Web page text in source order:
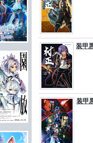
装甲
装甲